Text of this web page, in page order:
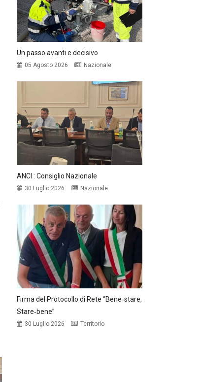
Un passo avanti e decisivo
05 Agosto 2026 Nazionale
ANCI : Consiglio Nazionale
30 Luglio 2026 Nazionale
Firma del Protocollo di Rete “Bene‑stare,
Stare‑bene”
30 Luglio 2026 Territorio